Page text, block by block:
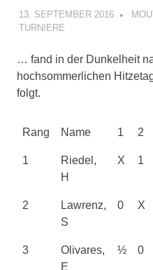
13. SEPTEMBER 2016
TURNIERE
… fand in der Dunkelheit
hochsommerlichen
folgt.
Rang Name 1 2
1
Riedel,
H
X 1
2
Lawrenz,
S
0 X
3
Olivares,
E
½ 0